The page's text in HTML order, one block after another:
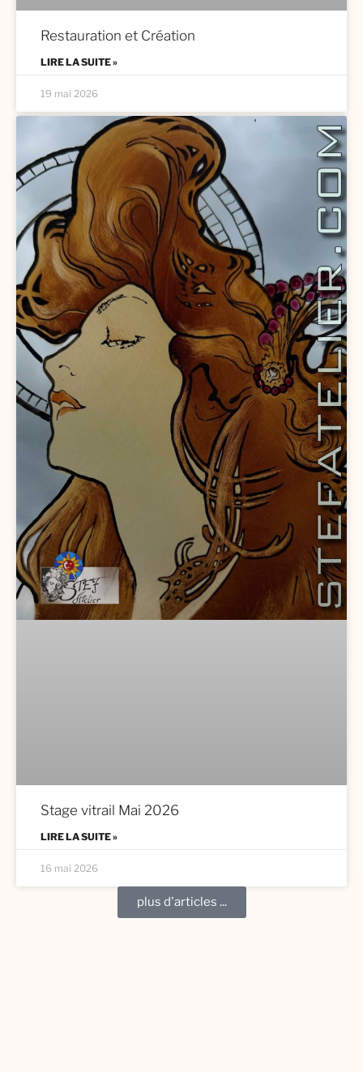
Restauration et Création
LIRE LA SUITE »
19 mai 2026
Stage vitrail Mai 2026
LIRE LA SUITE »
16 mai 2026
plus d'articles ...